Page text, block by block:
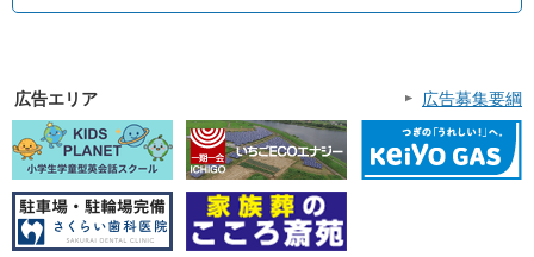
広告エリア 広告募集要綱